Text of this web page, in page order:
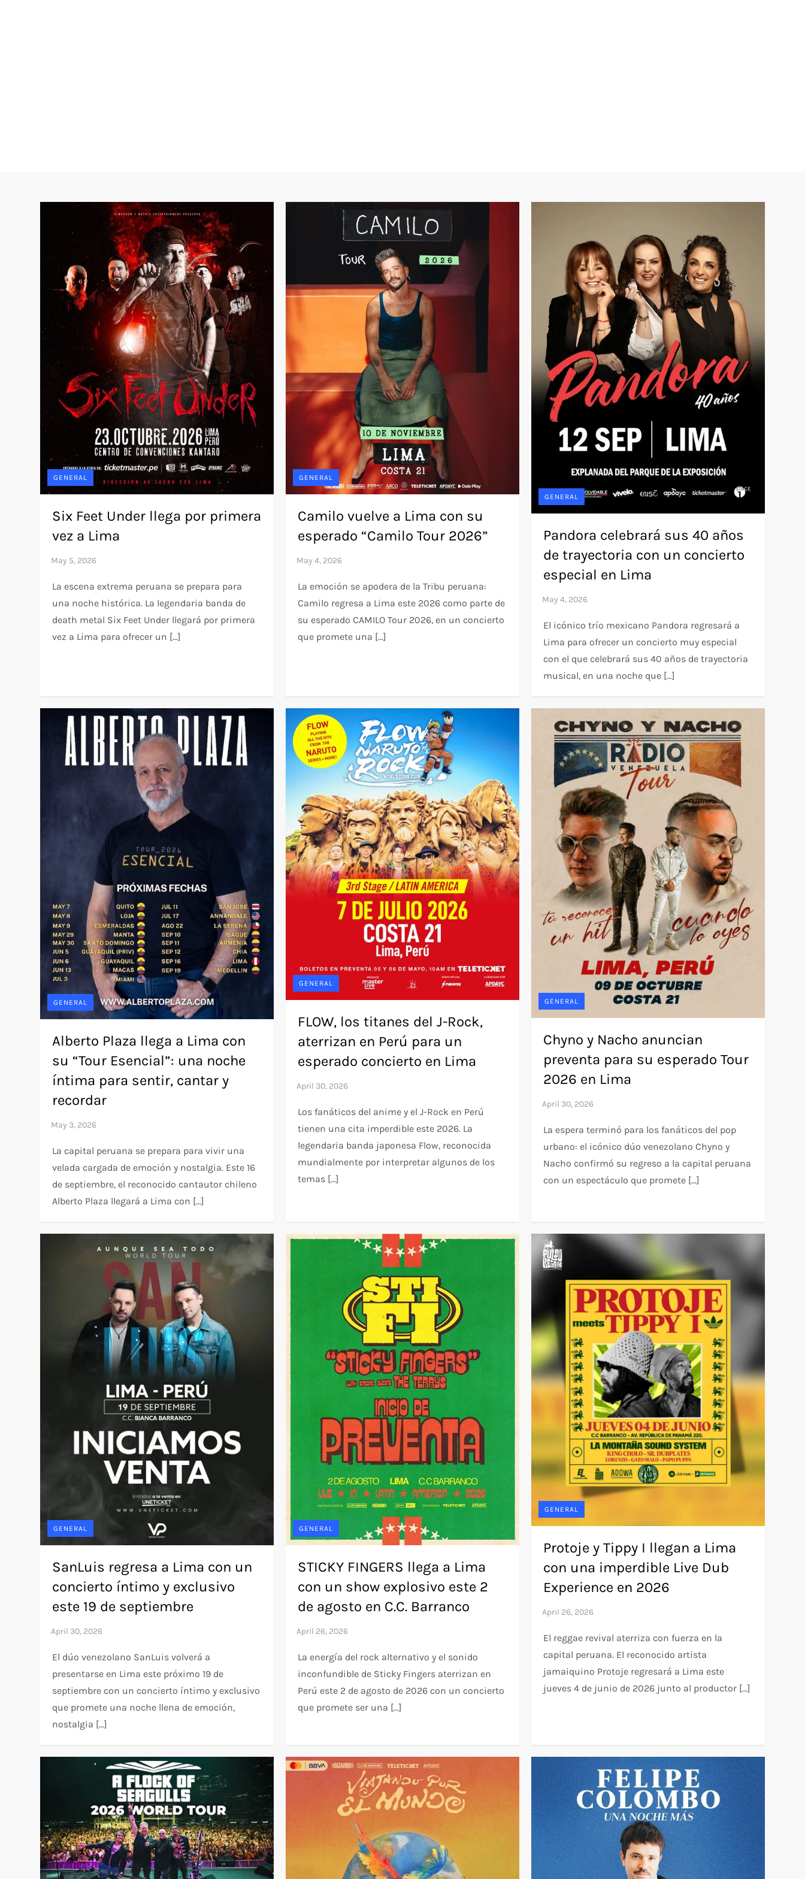
GENERAL
Six Feet Under llega por primera
vez a Lima
La escena extrema peruana se prepara para
una noche histórica. La legendaria banda de
death metal Six Feet Under llegará por primera
vez a Lima para ofrecer un […]
GENERAL
Camilo vuelve a Lima con su
esperado “Camilo Tour 2026”
La emoción se apodera de la Tribu peruana:
Camilo regresa a Lima este 2026 como parte de
su esperado CAMILO Tour 2026, en un concierto
que promete una […]
GENERAL
Pandora celebrará sus 40 años
de trayectoria con un concierto
especial en Lima
El icónico trío mexicano Pandora regresará a
Lima para ofrecer un concierto muy especial
con el que celebrará sus 40 años de trayectoria
musical, en una noche que […]
GENERAL
Alberto Plaza llega a Lima con
su “Tour Esencial”: una noche
íntima para sentir, cantar y
recordar
La capital peruana se prepara para vivir una
velada cargada de emoción y nostalgia. Este 16
de septiembre, el reconocido cantautor chileno
Alberto Plaza llegará a Lima con […]
GENERAL
FLOW, los titanes del J-Rock,
aterrizan en Perú para un
esperado concierto en Lima
Los fanáticos del anime y el J-Rock en Perú
tienen una cita imperdible este 2026. La
legendaria banda japonesa Flow, reconocida
mundialmente por interpretar algunos de los
temas […]
GENERAL
Chyno y Nacho anuncian
preventa para su esperado Tour
2026 en Lima
La espera terminó para los fanáticos del pop
urbano: el icónico dúo venezolano Chyno y
Nacho confirmó su regreso a la capital peruana
con un espectáculo que promete […]
GENERAL
SanLuis regresa a Lima con un
concierto íntimo y exclusivo
este 19 de septiembre
El dúo venezolano SanLuis volverá a
presentarse en Lima este próximo 19 de
septiembre con un concierto íntimo y exclusivo
que promete una noche llena de emoción,
nostalgia […]
GENERAL
STICKY FINGERS llega a Lima
con un show explosivo este 2
de agosto en C.C. Barranco
La energía del rock alternativo y el sonido
inconfundible de Sticky Fingers aterrizan en
Perú este 2 de agosto de 2026 con un concierto
que promete ser una […]
GENERAL
Protoje y Tippy I llegan a Lima
con una imperdible Live Dub
Experience en 2026
El reggae revival aterriza con fuerza en la
capital peruana. El reconocido artista
jamaiquino Protoje regresará a Lima este
jueves 4 de junio de 2026 junto al productor […]